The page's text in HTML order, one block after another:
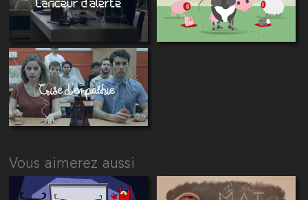
Vous aimerez aussi